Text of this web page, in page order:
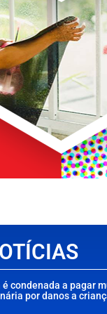
é condenada a pagar
por danos a